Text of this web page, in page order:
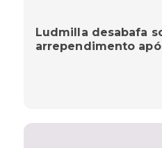
Ludmilla desabafa
arrependimento